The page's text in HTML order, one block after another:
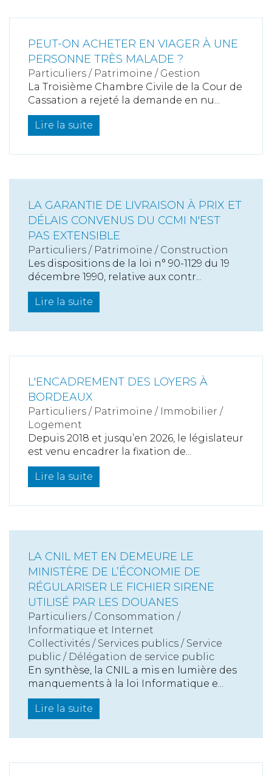
PEUT-ON ACHETER EN VIAGER À UNE
PERSONNE TRÈS MALADE ?
Particuliers / Patrimoine / Gestion
La Troisième Chambre Civile de la Cour de
Cassation a rejeté la demande en nu...
Lire la suite
LA GARANTIE DE LIVRAISON À PRIX ET
DÉLAIS CONVENUS DU CCMI N'EST
PAS EXTENSIBLE
Particuliers / Patrimoine / Construction
Les dispositions de la loi n° 90-1129 du 19
décembre 1990, relative aux contr...
Lire la suite
L'ENCADREMENT DES LOYERS À
BORDEAUX
Particuliers / Patrimoine / Immobilier /
Logement
Depuis 2018 et jusqu’en 2026, le législateur
est venu encadrer la fixation de...
Lire la suite
LA CNIL MET EN DEMEURE LE
MINISTÈRE DE L’ÉCONOMIE DE
RÉGULARISER LE FICHIER SIRENE
UTILISÉ PAR LES DOUANES
Particuliers / Consommation /
Informatique et Internet
Collectivités / Services publics / Service
public / Délégation de service public
En synthèse, la CNIL a mis en lumière des
manquements à la loi Informatique e...
Lire la suite